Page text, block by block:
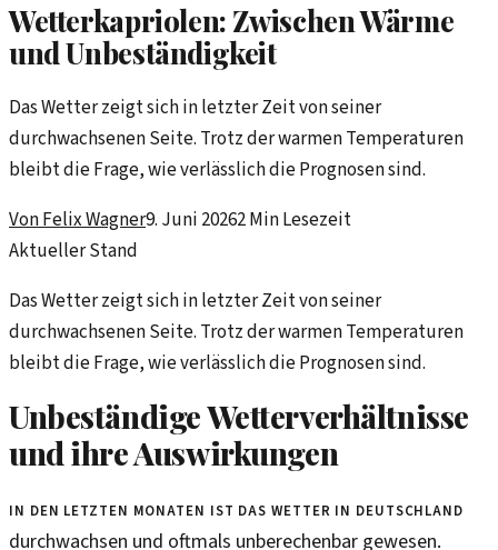
Wetterkapriolen: Zwischen Wärme
und Unbeständigkeit
Das Wetter zeigt sich in letzter Zeit von seiner
durchwachsenen Seite. Trotz der warmen Temperaturen
bleibt die Frage, wie verlässlich die Prognosen sind.
VonFelix Wagner9. Juni 20262Min Lesezeit
Aktueller Stand
Das Wetter zeigt sich in letzter Zeit von seiner
durchwachsenen Seite. Trotz der warmen Temperaturen
bleibt die Frage, wie verlässlich die Prognosen sind.
Unbeständige Wetterverhältnisse
und ihre Auswirkungen
In den letzten Monaten ist das Wetter in Deutschland
durchwachsen und oftmals unberechenbar gewesen.